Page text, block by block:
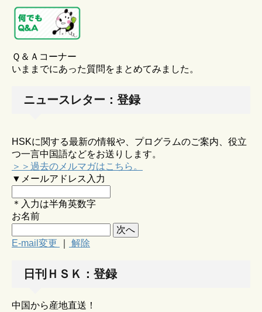
Ｑ＆Ａコーナー
いままでにあった質問をまとめてみました。
ニュースレター：登録
HSKに関する最新の情報や、プログラムのご案内、役立
つ一言中国語などをお送りします。
＞＞過去のメルマガはこちら。
▼メールアドレス入力
＊入力は半角英数字
お名前
E-mail変更 解除
日刊ＨＳＫ：登録
中国から産地直送！